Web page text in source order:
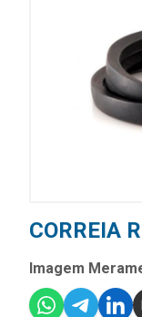
CORREIA
Imagem